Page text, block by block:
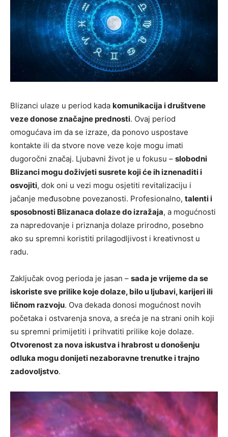
Blizanci ulaze u period kada komunikacija i društvene
veze donose značajne prednosti. Ovaj period
omogućava im da se izraze, da ponovo uspostave
kontakte ili da stvore nove veze koje mogu imati
dugoročni značaj. Ljubavni život je u fokusu – slobodni
Blizanci mogu doživjeti susrete koji će ih iznenaditi i
osvojiti, dok oni u vezi mogu osjetiti revitalizaciju i
jačanje međusobne povezanosti. Profesionalno, talenti i
sposobnosti Blizanaca dolaze do izražaja, a mogućnosti
za napredovanje i priznanja dolaze prirodno, posebno
ako su spremni koristiti prilagodljivost i kreativnost u
radu.
Zaključak ovog perioda je jasan – sada je vrijeme da se
iskoriste sve prilike koje dolaze, bilo u ljubavi, karijeri ili
ličnom razvoju. Ova dekada donosi mogućnost novih
početaka i ostvarenja snova, a sreća je na strani onih koji
su spremni primijetiti i prihvatiti prilike koje dolaze.
Otvorenost za nova iskustva i hrabrost u donošenju
odluka mogu donijeti nezaboravne trenutke i trajno
zadovoljstvo.